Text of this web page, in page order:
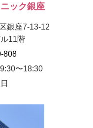
ック銀座
銀座7-13-12
11階
808
〜18:30